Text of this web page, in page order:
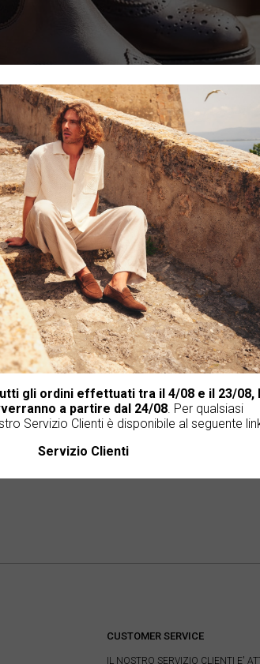
DONNA|SCARPE| STIVALETTI
3
CUSTOMER SERVICE
IL NOSTRO SERVIZIO CLIENTI E'
gli ordini effettuati tra il 4/08 e il 23/08,
a partire dal 24/08. Per qualsiasi
Servizio Clienti è disponibile al seguente
Servizio Clienti